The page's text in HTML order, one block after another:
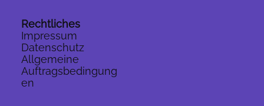
Rechtliches
Impressum
Datenschutz
Allgemeine
Auftragsbedingung
en